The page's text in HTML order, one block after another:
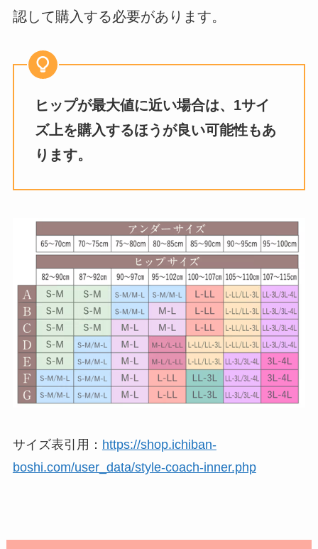
認して購入する必要があります。
ヒップが最大値に近い場合は、1サイ
ズ上を購入するほうが良い可能性もあ
ります。
サイズ表引用： https://shop.ichiban-
boshi.com/user_data/style-coach-inner.php